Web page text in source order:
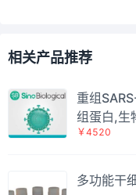
相关产品推荐
重组
组蛋白,生
￥4520
多功能干